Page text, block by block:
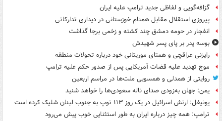
گزافه‌گویی و لفاظی جدید ترامپ علیه ایران
پیروزی استقلال مقابل همنام خوزستانی در دیداری تدارکاتی
انفجار در حومه دمشق چند کشته و زخمی برجا گذاشت
بوسه‌ پدر بر پای پسر شهیدش
رایزنی عراقچی و همتای موریتانی خود درباره تحولات منطقه
موج تهدید علیه قضات آمریکایی پس از صدور حکم علیه ترامپ
روایتی از همدلی و همسویی ملت‌ها در مراسم اربعین
یمن: جهان به‌زودی صدای ناله سعودی‌ها را خواهد شنید
یونیفل: ارتش اسرائیل در یک روز ۱۱۳ توپ به جنوب لبنان شلیک کرده است
ترامپ: همه چیز درباره ایران به طور استثنایی خوب پیش می‌رود